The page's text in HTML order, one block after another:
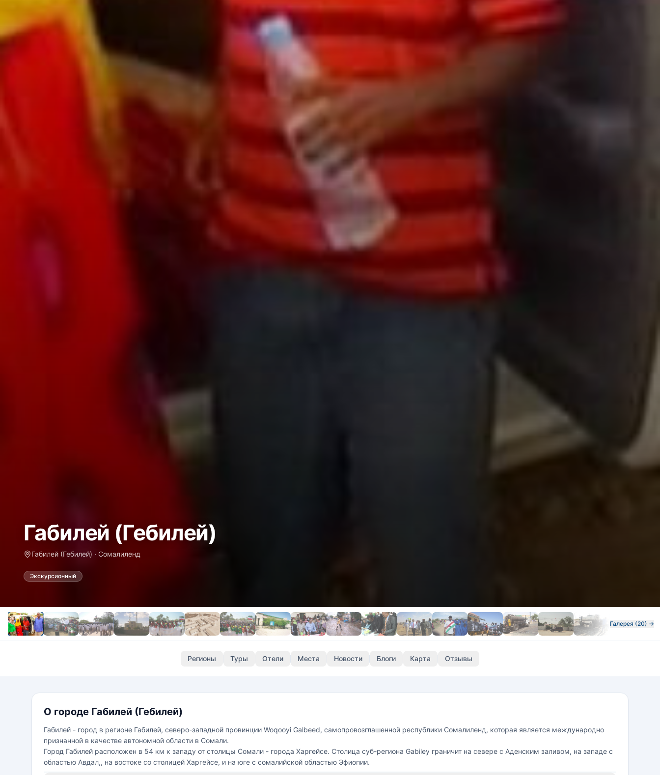
Габилей (Гебилей)
Габилей (Гебилей) · Сомалиленд
Экскурсионный
Галерея (20) →
Регионы Туры Отели Места Новости Блоги Карта Отзывы
О городе Габилей (Гебилей)
Габилей - город в регионе Габилей, северо-западной провинции Woqooyi Galbeed, самопровозглашенной республики Сомалиленд, которая является международно
признанной в качестве автономной области в Сомали.
Город Габилей расположен в 54 км к западу от столицы Сомали - города Харгейсе. Столица суб-региона Gabiley граничит на севере с Аденским заливом, на западе с
областью Авдал,, на востоке со столицей Харгейсе, и на юге с сомалийской областью Эфиопии.